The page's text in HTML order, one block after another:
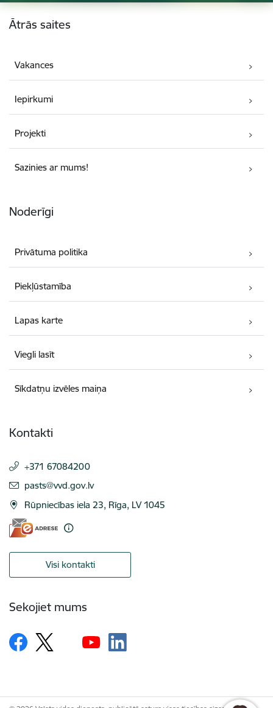
Kājene
Ātrās saites
Vakances
Iepirkumi
Projekti
Sazinies ar mums!
Noderīgi
Privātuma politika
Piekļūstamība
Lapas karte
Viegli lasīt
Sīkdatņu izvēles maiņa
Kontakti
+371 67084200
E-pasts:
pasts@vvd.gov.lv
Rūpniecības iela 23, Rīga, LV 1045
Visi kontakti
Sekojiet mums